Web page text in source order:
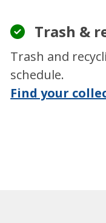
Trash &
Trash and
schedule.
Find your